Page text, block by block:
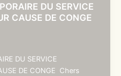
DU SERVICE
CAUSE DE CONGE
DU SERVICE
DE CONGE Chers